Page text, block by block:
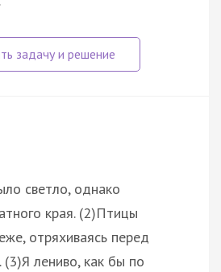
светло, однако
края. (2)Птицы
отряхиваясь перед
(3)Я лениво, как бы по